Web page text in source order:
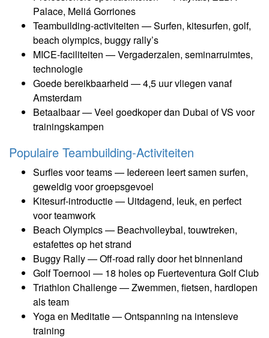
Palace, Meliá Gorriones
Teambuilding-activiteiten — Surfen, kitesurfen, golf,
beach olympics, buggy rally’s
MICE-faciliteiten — Vergaderzalen, seminarruimtes,
technologie
Goede bereikbaarheid — 4,5 uur vliegen vanaf
Amsterdam
Betaalbaar — Veel goedkoper dan Dubai of VS voor
trainingskampen
Populaire Teambuilding-Activiteiten
Surfles voor teams — Iedereen leert samen surfen,
geweldig voor groepsgevoel
Kitesurf-introductie — Uitdagend, leuk, en perfect
voor teamwork
Beach Olympics — Beachvolleybal, touwtreken,
estafettes op het strand
Buggy Rally — Off-road rally door het binnenland
Golf Toernooi — 18 holes op Fuerteventura Golf Club
Triathlon Challenge — Zwemmen, fietsen, hardlopen
als team
Yoga en Meditatie — Ontspanning na intensieve
training